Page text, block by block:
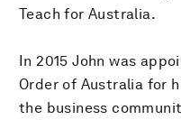
Teach for Australia.
In 2015 John was
Order of Australia for
the business